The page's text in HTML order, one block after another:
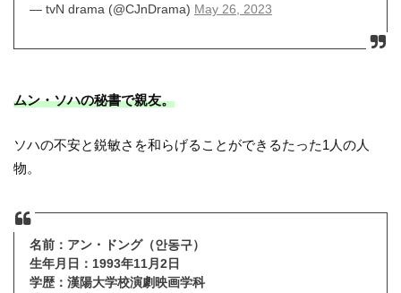
— tvN drama (@CJnDrama) May 26, 2023
ムン・ソハの秘書で親友。
ソハの不安と鋭敏さを和らげることができるたった1人の人
物。
名前：アン・ドング（안동구）
生年月日：1993年11月2日
学歴：漢陽大学校演劇映画学科